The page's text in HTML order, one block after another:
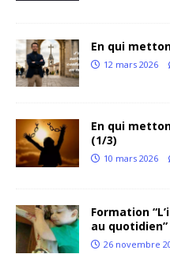
En qui
12 mars 2026
En qui
(1/3)
10 mars 2026
Formation
au quotidien”
26 novembre